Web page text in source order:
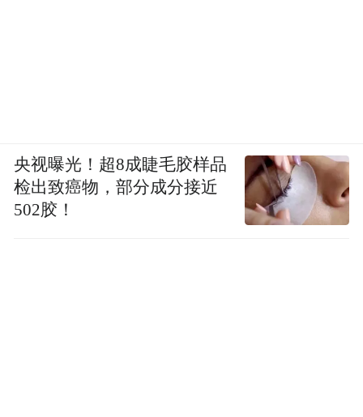
央视曝光！超8成睫毛胶样品
检出致癌物，部分成分接近
502胶！